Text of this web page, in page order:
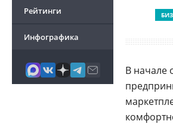
Рейтинги
Инфографика
В начале